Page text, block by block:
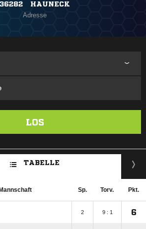
36282 HAUNECK
Adresse
LOS
TABELLE
Mannschaft Sp. Torv. Pkt.
2 9 : 1 6